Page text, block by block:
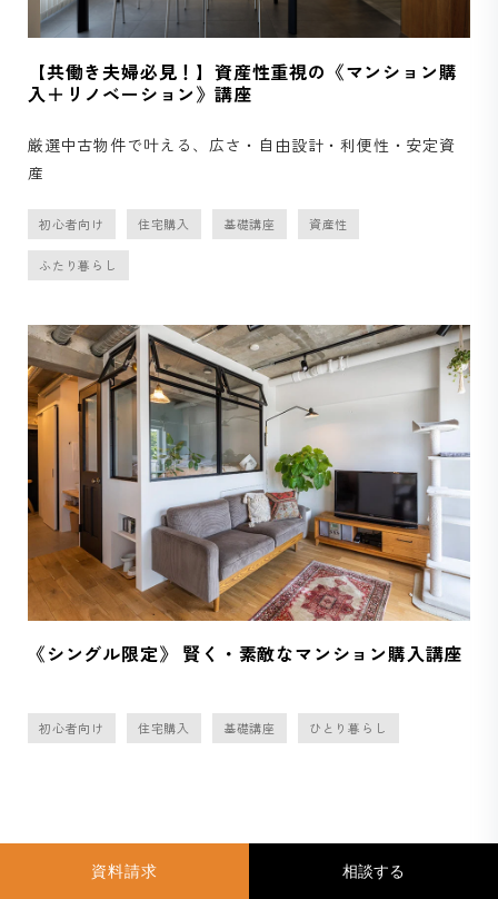
資料請求
【共働き夫婦必見！】資産性重視の《マンション購
入＋リノベーション》講座
厳選中古物件で叶える、広さ・自由設計・利便性・安定資
産
初心者向け 住宅購入 基礎講座 資産性
ふたり暮らし
《シングル限定》 賢く・素敵なマンション購入講座
初心者向け 住宅購入 基礎講座 ひとり暮らし
サービス・住みたい物件を